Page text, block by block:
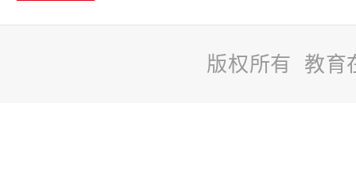
版权所有 教育